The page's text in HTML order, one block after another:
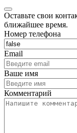
Оставьте свои
ближайшее время.
Номер телефона
Email
Ваше имя
Комментарий